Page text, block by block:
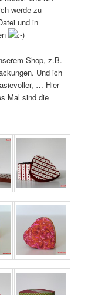
werde zu
und in
Shop, z.B.
Und ich
… Hier
Mal sind die